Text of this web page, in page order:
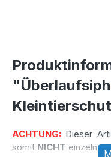
ACHTUNG: Dieser
somit NICHT einzeln